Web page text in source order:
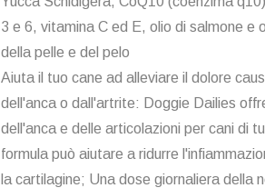
3 e 6, vitamina C ed E, olio di salmone e
della pelle e del pelo
Aiuta il tuo cane ad alleviare il dolore
dell'anca o dall'artrite: Doggie Dailies
dell'anca e delle articolazioni per cani di
formula può aiutare a ridurre
la cartilagine; Una dose giornaliera della